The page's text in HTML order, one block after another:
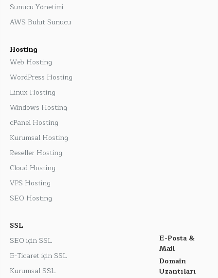
Sunucu Yönetimi
AWS Bulut Sunucu
Hosting
Web Hosting
WordPress Hosting
Linux Hosting
Windows Hosting
cPanel Hosting
Kurumsal Hosting
Reseller Hosting
Cloud Hosting
VPS Hosting
SEO Hosting
SSL
SEO için SSL
E-Ticaret için SSL
Kurumsal SSL
E-Posta &
Mail
Domain
Uzantıları